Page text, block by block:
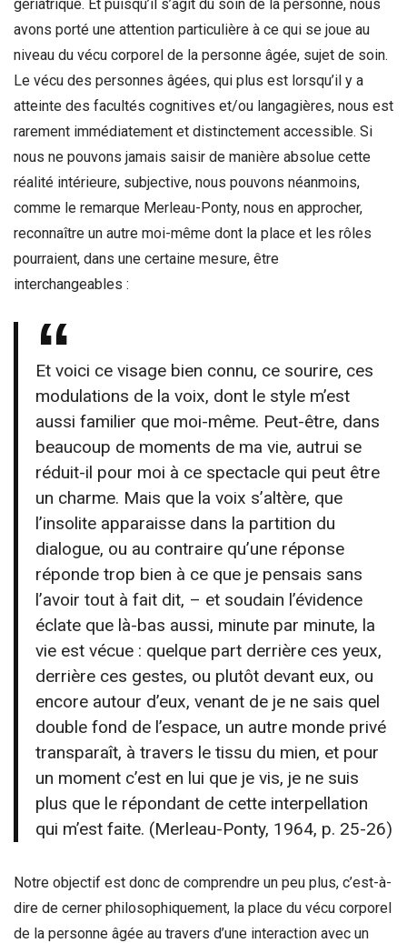
gériatrique. Et puisqu’il s’agit du soin de la personne, nous
avons porté une attention particulière à ce qui se joue au
niveau du vécu corporel de la personne âgée, sujet de soin.
Le vécu des personnes âgées, qui plus est lorsqu’il y a
atteinte des facultés cognitives et/ou langagières, nous est
rarement immédiatement et distinctement accessible. Si
nous ne pouvons jamais saisir de manière absolue cette
réalité intérieure, subjective, nous pouvons néanmoins,
comme le remarque Merleau-Ponty, nous en approcher,
reconnaître un autre moi-même dont la place et les rôles
pourraient, dans une certaine mesure, être
interchangeables :
Et voici ce visage bien connu, ce sourire, ces
modulations de la voix, dont le style m’est
aussi familier que moi-même. Peut-être, dans
beaucoup de moments de ma vie, autrui se
réduit-il pour moi à ce spectacle qui peut être
un charme. Mais que la voix s’altère, que
l’insolite apparaisse dans la partition du
dialogue, ou au contraire qu’une réponse
réponde trop bien à ce que je pensais sans
l’avoir tout à fait dit, – et soudain l’évidence
éclate que là-bas aussi, minute par minute, la
vie est vécue : quelque part derrière ces yeux,
derrière ces gestes, ou plutôt devant eux, ou
encore autour d’eux, venant de je ne sais quel
double fond de l’espace, un autre monde privé
transparaît, à travers le tissu du mien, et pour
un moment c’est en lui que je vis, je ne suis
plus que le répondant de cette interpellation
qui m’est faite. (Merleau-Ponty, 1964, p. 25-26)
Notre objectif est donc de comprendre un peu plus, c’est-à-
dire de cerner philosophiquement, la place du vécu corporel
de la personne âgée au travers d’une interaction avec un